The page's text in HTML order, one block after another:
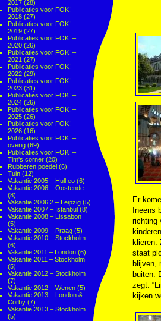
2017 (28)
Publicaties voor FOK! –
2018 (27)
Publicaties voor FOK! –
2019 (27)
Publicaties voor FOK! –
2020 (26)
Publicaties voor FOK! –
2021 (27)
Publicaties voor FOK! –
2022 (29)
Publicaties voor FOK! –
2023 (31)
Publicaties voor FOK! –
2024 (26)
Publicaties voor FOK! –
2025 (26)
Publicaties voor FOK! –
2026 (16)
Publicaties voor FOK! –
overig (69)
Publicaties voor FOK! –
Tim's corner (20)
Rubberen poedel (6)
Tuin (12)
Vakantie 2005 – Hull eo (6)
Vakantie 2006 – Oostende
(8)
Vakantie 2006 2 – Leipzig (5)
Vakantie 2007 – Istanbul (8)
Vakantie 2008 – Lissabon
(5)
Vakantie 2009 – Praag (5)
Vakantie 2010 – Stockholm
(6)
Vakantie 2011 – London (6)
Vakantie 2011 – Stockholm
(5)
Vakantie 2012 – Stockholm
(7)
Vakantie 2012 – Wenen (5)
Vakantie 2013 – London &
Corby (7)
Vakantie 2013 – Stockholm
(5)
Er
Ineens
richting
klieren.
staat
blijven,
buiten.
zegt:
kijken